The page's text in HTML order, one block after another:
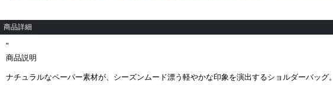
商品詳細
"
商品説明
ナチュラルなペーパー素材が、シーズンムード漂う軽やかな印象を演出するショルダーバッグ。